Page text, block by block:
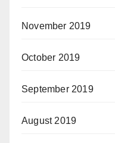
November 2019
October 2019
September 2019
August 2019